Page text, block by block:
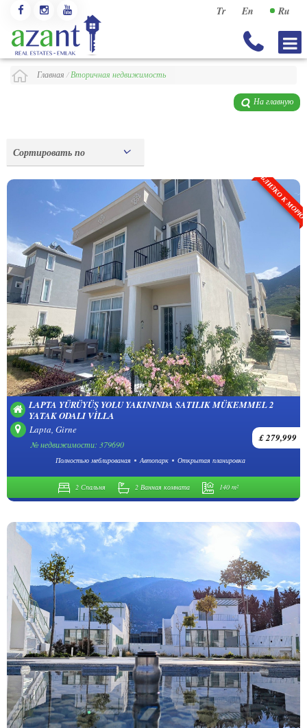
Tr En Ru
Главная / Вторичная недвижимость
На главную
Сортировать по
БЛИЗКО К МОРЮ
LAPTA YÜRÜYÜŞ YOLU YAKININDA SATILIK MÜKEMMEL 2
YATAK ODALI VILLA
Lapta, Girne
£ 279,999
№ недвижимости: 379690
Полностью меблированая Автопарк Открытая планировка
2 Спальня 2 Ванная комната 140 m²